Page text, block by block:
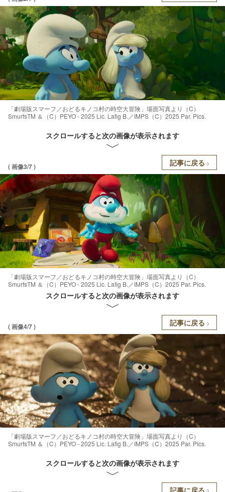
「劇場版スマーフ／おどるキノコ村の時空大冒険」場面写真より（C）
SmurfsTM ＆（C）PEYO - 2025 Lic. Lafig B.／IMPS（C）2025 Par. Pics.
スクロールすると次の画像が表示されます
( 画像3/7 ) 記事に戻る
「劇場版スマーフ／おどるキノコ村の時空大冒険」場面写真より（C）
SmurfsTM ＆（C）PEYO - 2025 Lic. Lafig B.／IMPS（C）2025 Par. Pics.
スクロールすると次の画像が表示されます
( 画像4/7 ) 記事に戻る
「劇場版スマーフ／おどるキノコ村の時空大冒険」場面写真より（C）
SmurfsTM ＆（C）PEYO - 2025 Lic. Lafig B.／IMPS（C）2025 Par. Pics.
スクロールすると次の画像が表示されます